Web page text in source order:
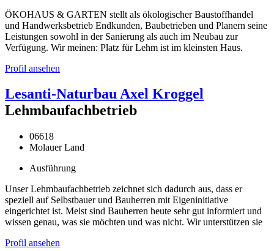
ÖKOHAUS & GARTEN stellt als ökologischer Baustoffhandel
und Handwerksbetrieb Endkunden, Baubetrieben und Planern seine
Leistungen sowohl in der Sanierung als auch im Neubau zur
Verfügung. Wir meinen: Platz für Lehm ist im kleinsten Haus.
Profil ansehen
Lesanti-Naturbau Axel Kroggel
Lehmbaufachbetrieb
06618
Molauer Land
Ausführung
Unser Lehmbaufachbetrieb zeichnet sich dadurch aus, dass er
speziell auf Selbstbauer und Bauherren mit Eigeninitiative
eingerichtet ist. Meist sind Bauherren heute sehr gut informiert und
wissen genau, was sie möchten und was nicht. Wir unterstützen sie
Profil ansehen